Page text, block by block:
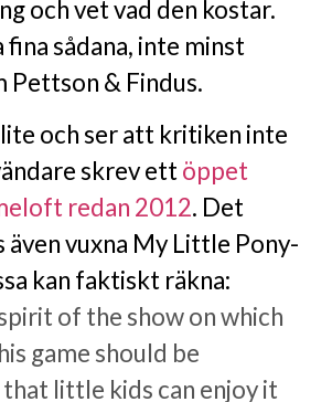
och vet vad den kostar.
fina sådana, inte minst
Pettson & Findus.
och ser att kritiken inte
skrev ettöppet
redan 2012. Det
vuxna My Little Pony-
kan faktiskt räkna:
of the show on which
game should be
that little kids can enjoy it